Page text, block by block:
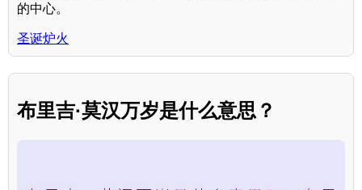
的中心。
圣诞炉火
布里吉·莫汉万岁是什么意思？